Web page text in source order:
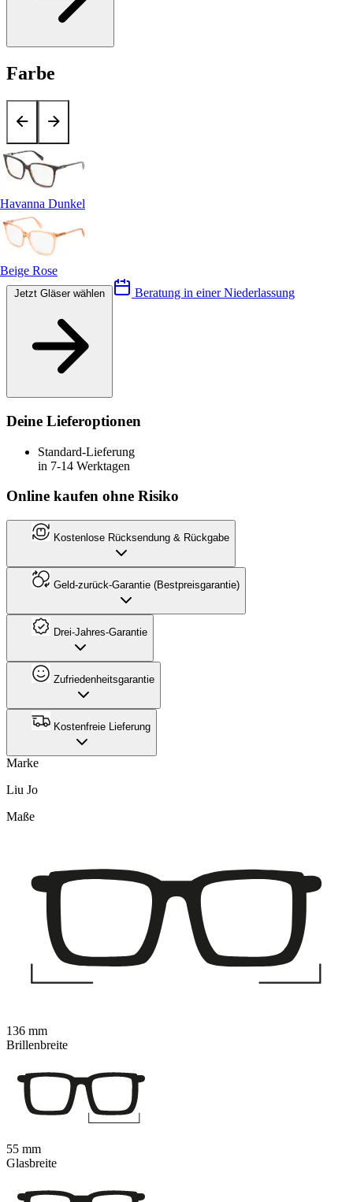
Farbe
Havanna Dunkel
Beige Rose
Beratung in einer Niederlassung
Deine Lieferoptionen
Standard-Lieferung
in 7-14 Werktagen
Online kaufen ohne Risiko
Kostenlose Rücksendung & Rückgabe
Geld-zurück-Garantie (Bestpreisgarantie)
Drei-Jahres-Garantie
Zufriedenheitsgarantie
Kostenfreie Lieferung
Marke
Liu Jo
Maße
136 mm
Brillenbreite
55 mm
Glasbreite